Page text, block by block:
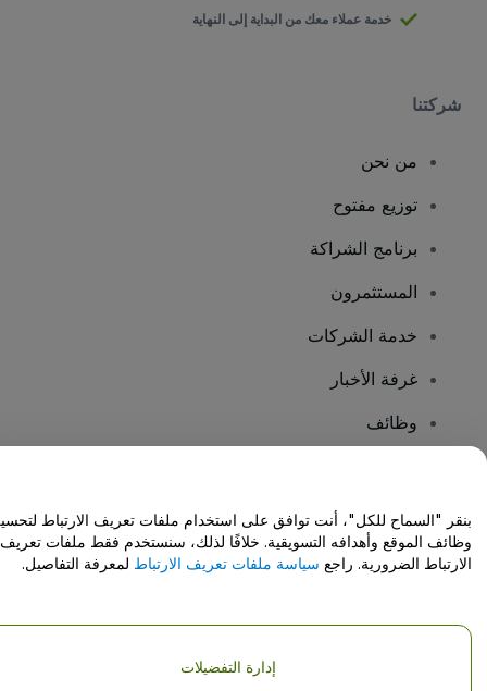
خدمة عملاء معك من البداية إلى النهاية
شركتنا
من نحن
توزيع مفتوح
برنامج الشراكة
المستثمرون
خدمة الشركات
غرفة الأخبار
وظائف
مركز المساعدة / اتصل بنا
حقوق النشر © شركة فياجوجو المحدودة 2026
تفاصيل الشركة
بنقر "السماح للكل"، أنت توافق على استخدام ملفات تعريف الارتباط
وظائف الموقع وأهدافه التسويقية. خلافًا لذلك، سنستخدم فقط ملفات تعريف
الارتباط الضرورية. راجع سياسة ملفات تعريف الارتباط لمعرفة التفاصيل.
إدارة التفضيلات